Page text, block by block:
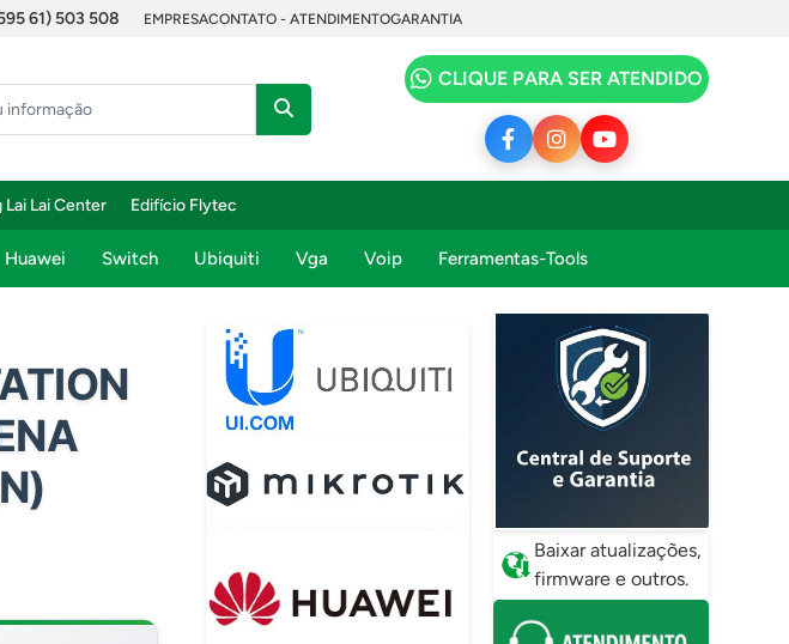
61) 503 508 EMPRESACONTATO - ATENDIMENTOGARANTIA
CLIQUE PARA SER ATENDIDO
Lai Lai Center Edifício Flytec
Huawei Switch Ubiquiti Vga Voip Ferramentas-Tools
Baixar atualizações,
firmware e outros.